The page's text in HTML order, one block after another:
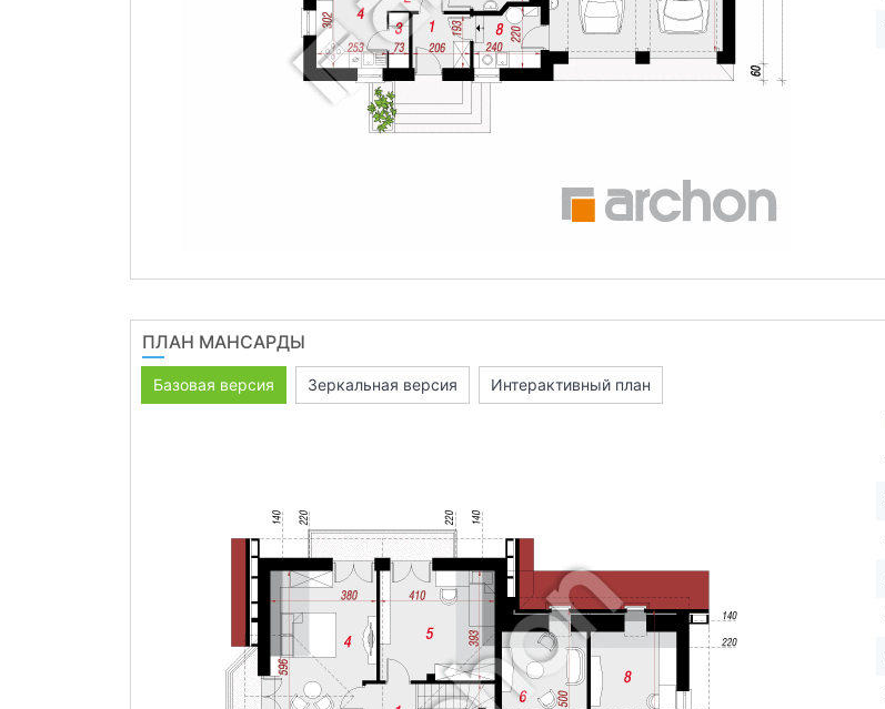
ПЛАН МАНСАРДЫ
Базовая версия Зеркальная версия Интерактивный план